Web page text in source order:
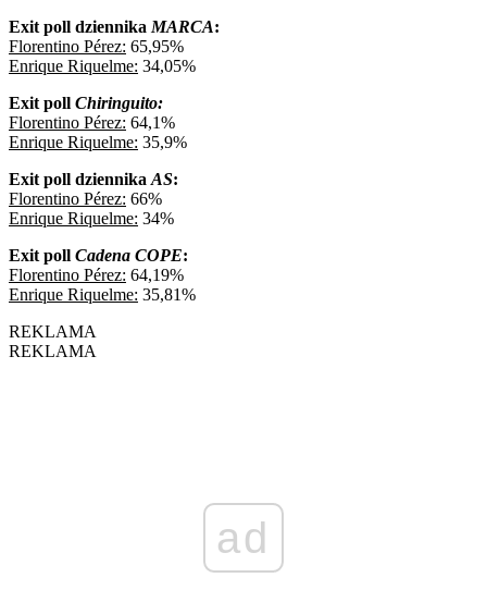
Exit poll dziennika MARCA:
Florentino Pérez: 65,95%
Enrique Riquelme: 34,05%
Exit poll Chiringuito:
Florentino Pérez: 64,1%
Enrique Riquelme: 35,9%
Exit poll dziennika AS:
Florentino Pérez: 66%
Enrique Riquelme: 34%
Exit poll Cadena COPE:
Florentino Pérez: 64,19%
Enrique Riquelme: 35,81%
REKLAMA
REKLAMA
ad